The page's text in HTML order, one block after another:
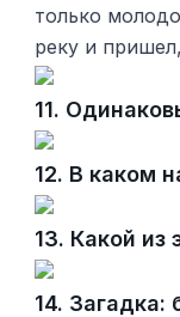
только
реку и
11.
12. В каком
13. Какой из
14. Загадка: